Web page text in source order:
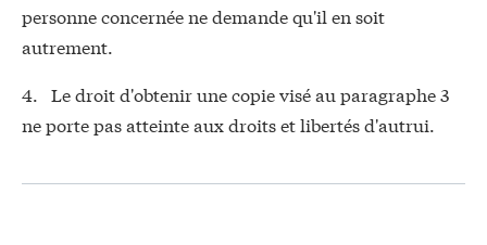
personne concernée ne demande qu'il en soit
autrement.
4. Le droit d'obtenir une copie visé au paragraphe 3
ne porte pas atteinte aux droits et libertés d'autrui.